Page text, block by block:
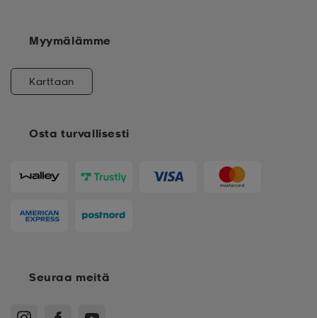
Osta turvallisesti
Myymälämme
Karttaan
Seuraa meitä